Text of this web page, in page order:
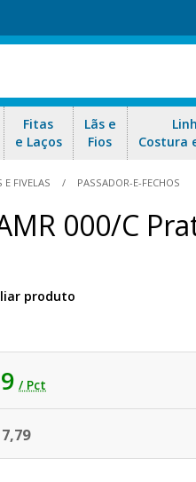
Fitas
e Laços
Lãs e
Fios
Costura
FIVELAS PASSADOR-E-FECHOS
000/C
produto
/ Pct